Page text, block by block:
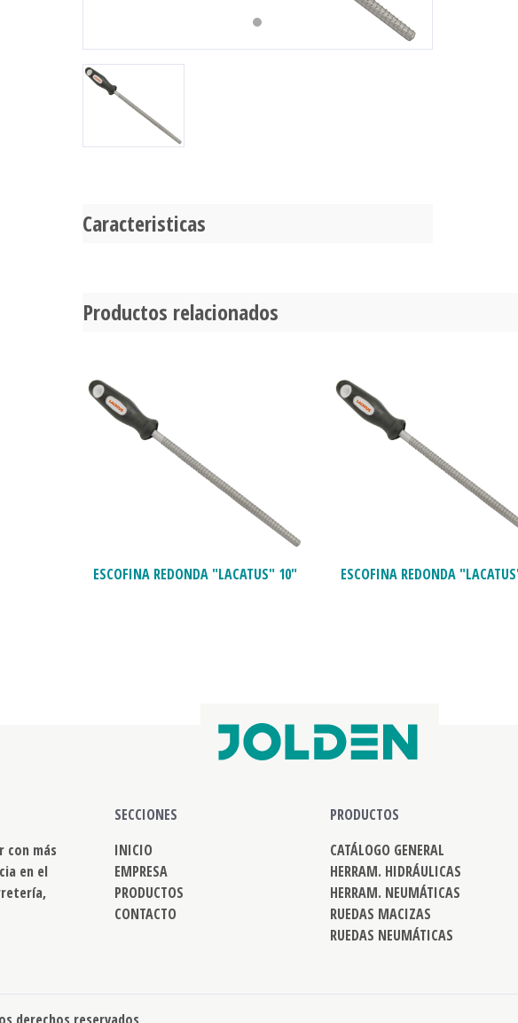
Caracteristicas
Productos relacionados
ESCOFINA REDONDA "LACATUS" 10" ESCOFINA REDONDA
con más
en el
SECCIONES
INICIO
EMPRESA
PRODUCTOS
CONTACTO
PRODUCTOS
CATÁLOGO GENERAL
HERRAM. HIDRÁULICAS
HERRAM. NEUMÁTICAS
RUEDAS MACIZAS
RUEDAS NEUMÁTICAS
derechos reservados